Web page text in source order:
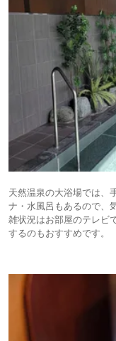
天然温泉の大浴場では、
ナ・水風呂もあるので、
雑状況はお部屋のテレビ
するのもおすすめです。